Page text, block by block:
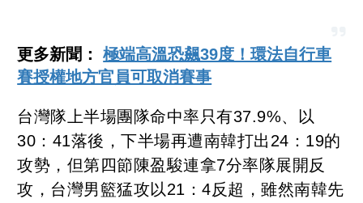
更多新聞：極端高溫恐飆39度！環法自行車
賽授權地方官員可取消賽事
台灣隊上半場團隊命中率只有37.9%、以
30：41落後，下半場再遭南韓打出24：19的
攻勢，但第四節陳盈駿連拿7分率隊展開反
攻，台灣男籃猛攻以21：4反超，雖然南韓先